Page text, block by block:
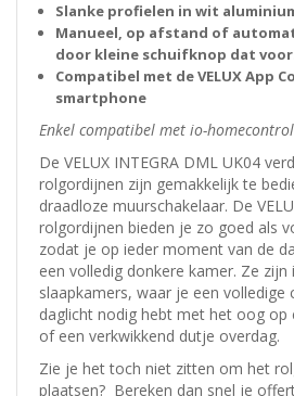
Slanke profielen in wit
Manueel, op afstand of
door kleine schuifknop dat
Compatibel met de VELUX App
smartphone
Enkel compatibel met io-
De VELUX INTEGRA DML UK04
rolgordijnen zijn gemakkelijk te
draadloze muurschakelaar. De
rolgordijnen bieden je zo goed als
zodat je op ieder moment van de
een volledig donkere kamer. Ze zijn
slaapkamers, waar je een
daglicht nodig hebt met het oog op
of een verkwikkend dutje overdag.
Zie je het toch niet zitten om het
plaatsen? Bereken dan snel je